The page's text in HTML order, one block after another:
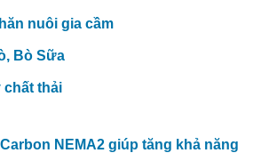
nuôi gia cầm
Bò Sữa
chất thải
NEMA2 giúp tăng khả năng